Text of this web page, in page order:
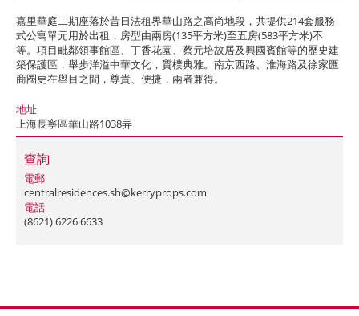
嘉里華庭二期座落於昔日法租界華山路之高尚地段，共提供214套服務
式公寓單元用於出租，房型由兩房(135平方米)至五房(583平方米)不
等。項目毗鄰領事館區、丁香花園、蔡元培故居及興國賓館等的歷史建
築保護區，舉步洋溢中華文化，質樸典雅。南京西路、淮海路及徐家匯
商圈更在舉目之間，尊貴、便捷，兩者兼得。
地址
上海長寧區華山路1038弄
查詢
電郵
centralresidences.sh@kerryprops.com
電話
(8621) 6226 6633